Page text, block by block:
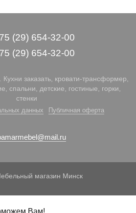
(29) 654-32-00
(29) 654-32-00
заказать, кровати-трансформер,
спальни, детские, гостиные, горки,
стенки
данных Публичная оферта
магазин Минск
Вам!